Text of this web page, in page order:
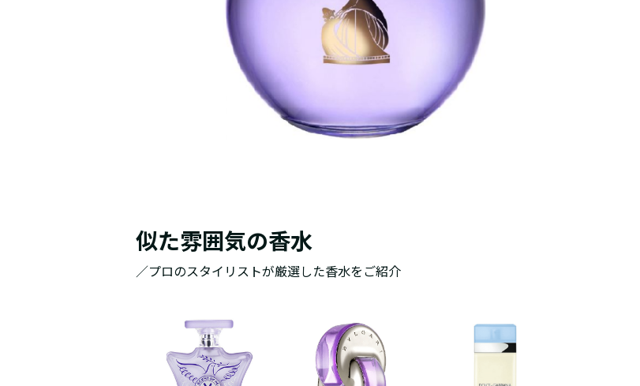
似た雰囲気の香水
／プロのスタイリストが厳選した香水をご紹介